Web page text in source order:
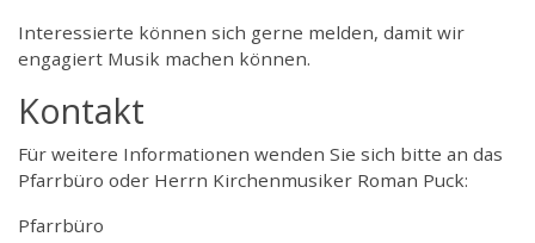
Interessierte können sich gerne melden, damit wir
engagiert Musik machen können.
Kontakt
Für weitere Informationen wenden Sie sich bitte an das
Pfarrbüro oder Herrn Kirchenmusiker Roman Puck:
Pfarrbüro